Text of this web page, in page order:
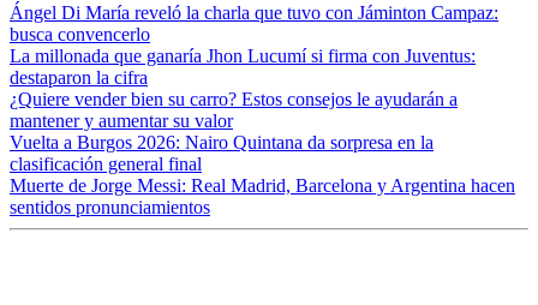
Ángel Di María reveló la charla que tuvo con Jáminton Campaz:
busca convencerlo
La millonada que ganaría Jhon Lucumí si firma con Juventus:
destaparon la cifra
¿Quiere vender bien su carro? Estos consejos le ayudarán a
mantener y aumentar su valor
Vuelta a Burgos 2026: Nairo Quintana da sorpresa en la
clasificación general final
Muerte de Jorge Messi: Real Madrid, Barcelona y Argentina hacen
sentidos pronunciamientos